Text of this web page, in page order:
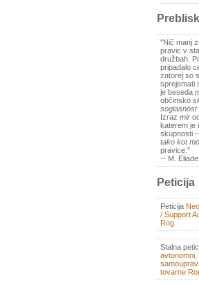
Preblisk
"Nič manj
pravic v
družbah.
pripadalo
zatorej so
sprejemati
je beseda
občinsko
soglasnost
Izraz mir
katerem je
skupnosti --
tako kot
pravice."
-- M. Eliade
Peticija
Peticija
/ Support
Rog
Stalna
avtonomni,
tovarne